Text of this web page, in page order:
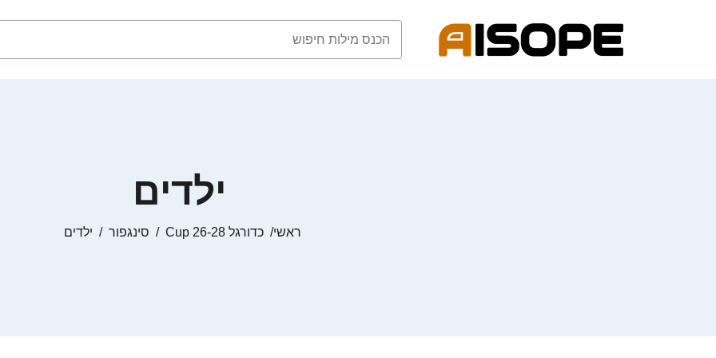
ילדים
ראשי כדורגל Cup 26-28 סינגפור ילדים